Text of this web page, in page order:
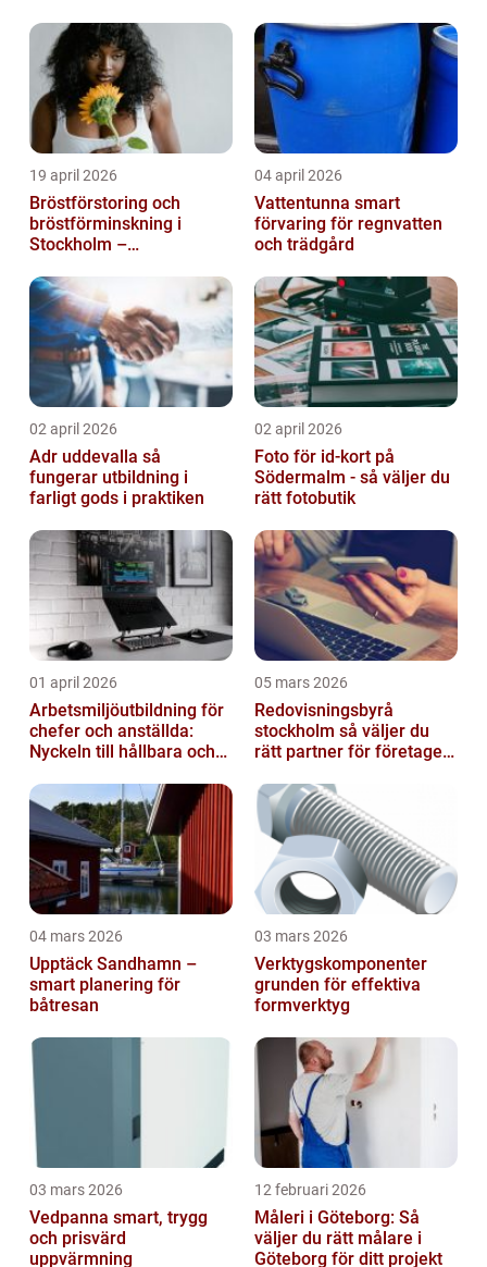
19 april 2026
Bröstförstoring och
bröstförminskning i
Stockholm –
04 april 2026
Vattentunna smart
förvaring för regnvatten
och trädgård
02 april 2026
Adr uddevalla så
fungerar utbildning i
farligt gods i praktiken
02 april 2026
Foto för id-kort på
Södermalm - så väljer du
rätt fotobutik
01 april 2026
Arbetsmiljöutbildning för
chefer och anställda:
Nyckeln till hållbara och
05 mars 2026
Redovisningsbyrå
stockholm så väljer du
rätt partner för företagets
04 mars 2026
Upptäck Sandhamn –
smart planering för
båtresan
03 mars 2026
Verktygskomponenter
grunden för effektiva
formverktyg
03 mars 2026
Vedpanna smart, trygg
och prisvärd
uppvärmning
12 februari 2026
Måleri i Göteborg: Så
väljer du rätt målare i
Göteborg för ditt projekt